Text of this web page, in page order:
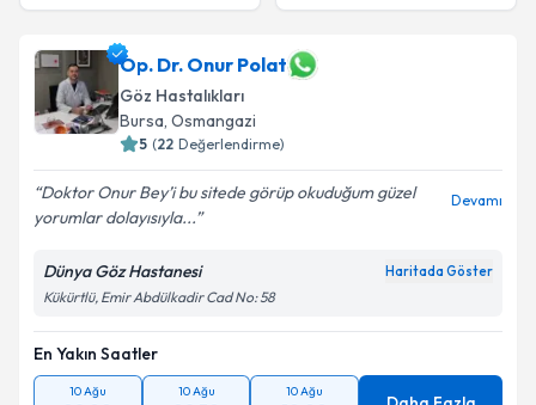
Op. Dr. Onur Polat
Göz Hastalıkları
Bursa, Osmangazi
5 (22 Değerlendirme)
Doktor Onur Bey’i bu sitede görüp okuduğum güzel
yorumlar dolayısıyla...
Devamı
Dünya Göz Hastanesi Haritada Göster
Kükürtlü, Emir Abdülkadir Cad No: 58
En Yakın Saatler
10 Ağu 10 Ağu 10 Ağu